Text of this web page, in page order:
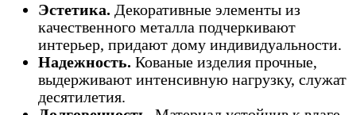
Эстетика. Декоративные элементы из
качественного металла подчеркивают
интерьер, придают дому индивидуальности.
Надежность. Кованые изделия прочные,
выдерживают интенсивную нагрузку, служат
десятилетия.